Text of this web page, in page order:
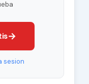
→
sesion